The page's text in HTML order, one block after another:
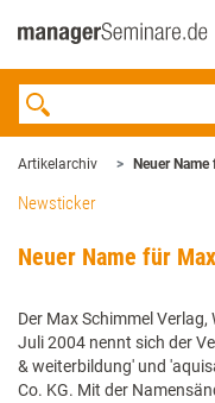
Artikelarchiv Neuer
Newsticker
Neuer Name für
Der Max Schimmel
Juli 2004 nennt sich der
& weiterbildung' und
Co. KG. Mit der